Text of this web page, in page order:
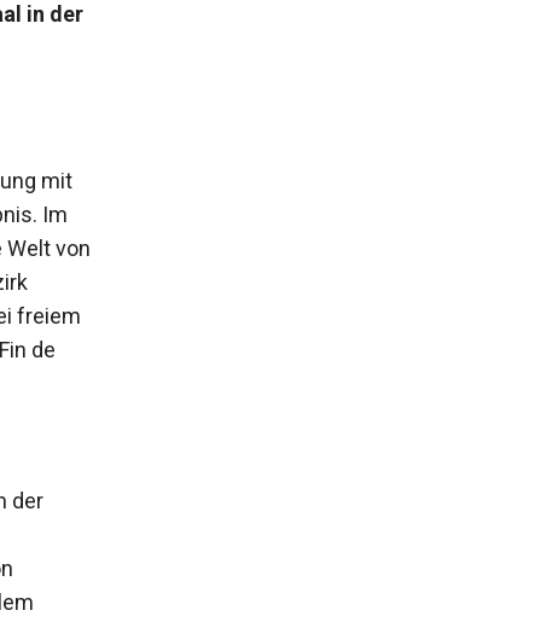
in der
mit
Im
von
freiem
de
der